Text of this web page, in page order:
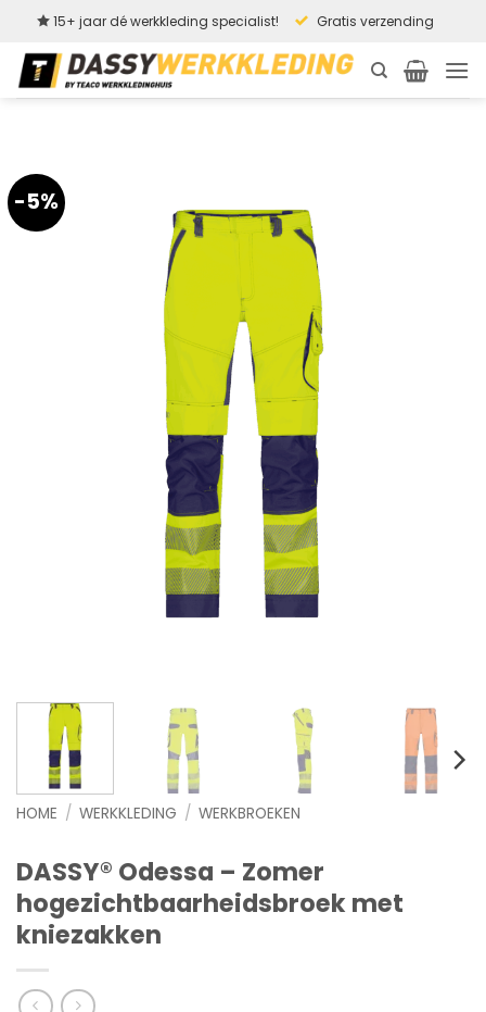
inhoud
15+ jaar dé werkkleding specialist! Gratis verzending
-5%
HOME / WERKKLEDING / WERKBROEKEN
DASSY® Odessa – Zomer
hogezichtbaarheidsbroek met
kniezakken